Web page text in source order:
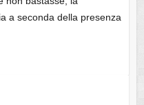
a seconda della presenza